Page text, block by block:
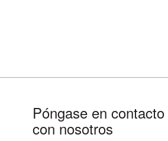
Póngase en contacto
con nosotros